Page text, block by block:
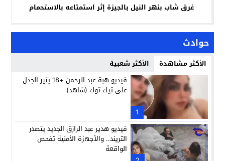
غرق شاب بنهر النيل بالجيزة إثر استمتاعه بالاستحمام
حوادث
الأكثر مشاهدة الأكثر شعبية
1
فيديو هبة عبد الرحمن +18 يثير الجدل
على تيك توك (شاهد)
فيديو هدير عبد الرازق الجديد يتصدر
التريند.. والأجهزة الأمنية تفحص
الواقعة